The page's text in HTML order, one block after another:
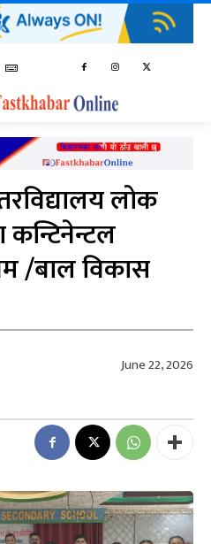
लोक
कन्टिनेन्टल
/बाल विकास
June 22, 2026